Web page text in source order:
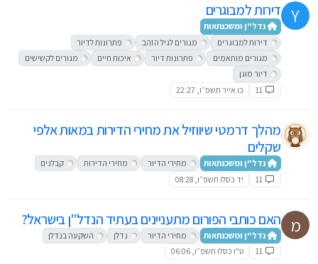
Y דירות למבוגרים
נדל"ן ומשכנתאות
דירות למבוגרים
מגורים לגיל הזהב
פתרונות לדיור
מגורים מותאמים
פתרונות דיור איכות חיים
מגורים לקשישים
דיור מוגן
11
כו אייר תשפ״ו, 22:27
מהלך דרמטי שיווזיל את מחירי הדירות במאות אלפי
שקלים
נדל"ן ומשכנתאות מחירי הדיור מחירי הדירות
קבלנים
11
יד כסלו תשפ״ו, 08:28
מ האם כותבי הפורום מתעניינים בעתיד הנדל"ן בישראל?
נדל"ן ומשכנתאות מחירי הדיור נדלן
השקעה בנדלן
11
ט"ו כסלו תשפ״ו, 06:06